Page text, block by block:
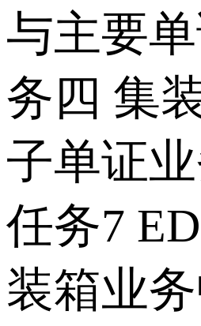
与主要
务四 集
子单证
任务7
装箱业